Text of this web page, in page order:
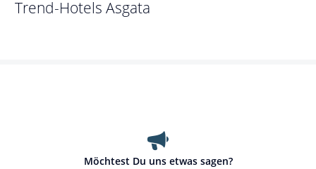
Trend-Hotels Asgata
Möchtest Du uns etwas sagen?